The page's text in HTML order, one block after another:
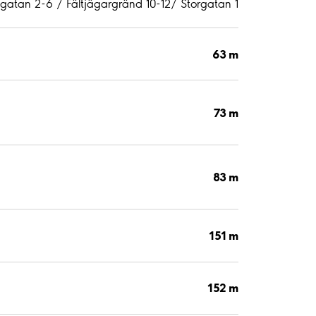
2-6 / Fältjägargränd 10-12/ Storgatan 1
63 m
73 m
83 m
151 m
152 m